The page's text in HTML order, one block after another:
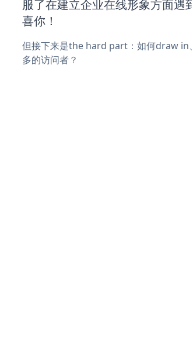
服了在建立企业在线形象方面遇
喜你！
但接下来是the hard part：如何draw in
多的访问者？